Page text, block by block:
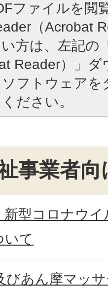
ファイルを閲
（Acrobat
方は、左記の
Reader）」
フトウェア
ださい。
事業者向
新型コロナウ
いて
びあん摩マッ